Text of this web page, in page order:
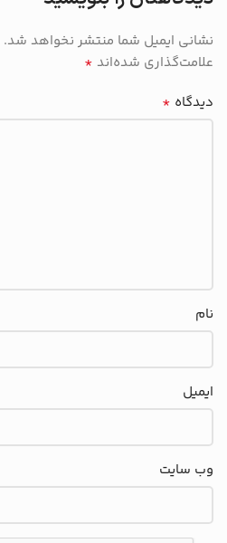
نشانی ایمیل شما منتشر نخواهد شد.
علامت‌گذاری شده‌اند *
دیدگاه *
نام
ایمیل
وب‌ سایت